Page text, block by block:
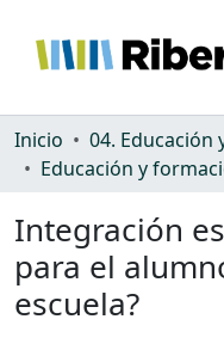
Comunidades
Estadísticas
Inicio
04. Educación
Educación y
Integración
para el
escuela?